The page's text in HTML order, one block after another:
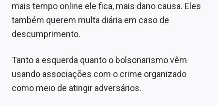
mais tempo online ele fica, mais dano causa. Eles
também querem multa diária em caso de
descumprimento.
Tanto a esquerda quanto o bolsonarismo vêm
usando associações com o crime organizado
como meio de atingir adversários.